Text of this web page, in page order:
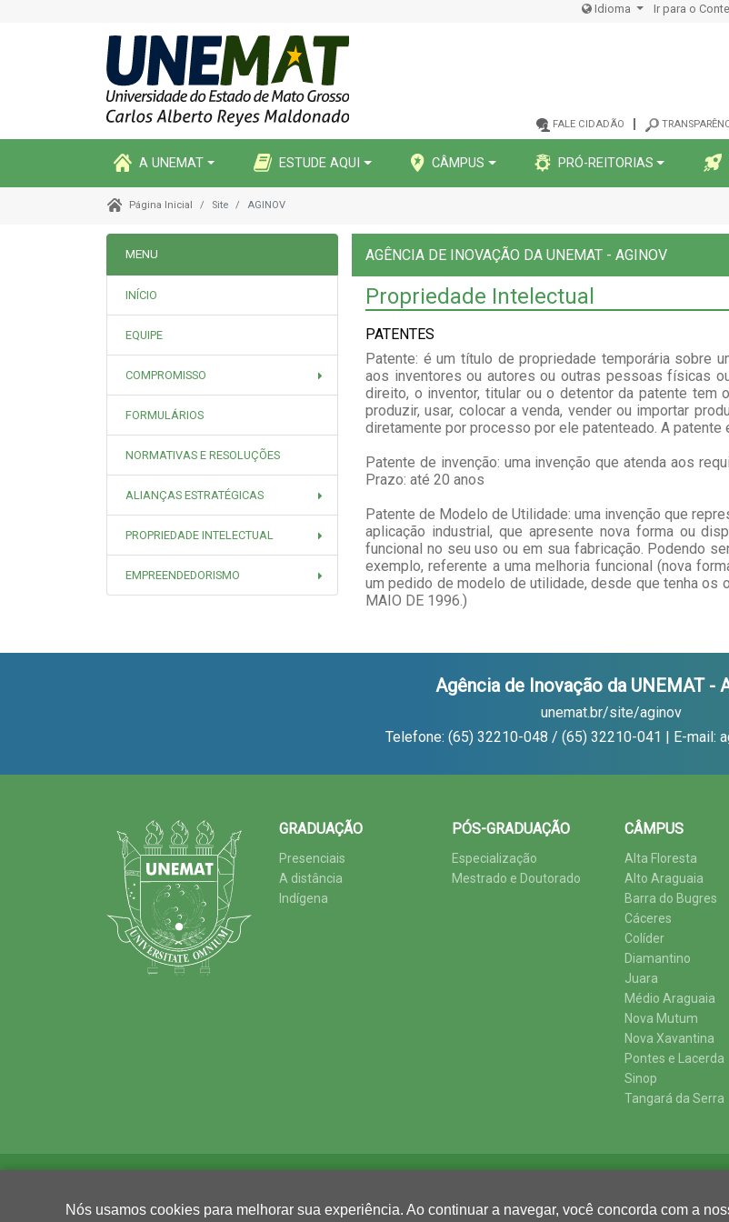
Idioma Ir para o
FALE CIDADÃO
A UNEMAT ESTUDE AQUI CÂMPUS PRÓ-REITORIAS
Página Inicial Site AGINOV
MENU
INÍCIO
EQUIPE
COMPROMISSO
FORMULÁRIOS
NORMATIVAS E RESOLUÇÕES
ALIANÇAS ESTRATÉGICAS
PROPRIEDADE INTELECTUAL
EMPREENDEDORISMO
AGÊNCIA DE INOVAÇÃO DA UNEMAT - AGINOV
Propriedade Intelectual
PATENTES
Patente: é um título de propriedade temporária sobre
aos inventores ou autores ou outras pessoas físicas
direito, o inventor, titular ou o detentor da patente
produzir, usar, colocar a venda, vender ou importar
diretamente por processo por ele patenteado. A patente
Patente de invenção: uma invenção que atenda aos
Prazo: até 20 anos
Patente de Modelo de Utilidade: uma invenção que
aplicação industrial, que apresente nova forma ou
funcional no seu uso ou em sua fabricação. Podendo
exemplo, referente a uma melhoria funcional (nova
um pedido de modelo de utilidade, desde que tenha os
MAIO DE 1996.)
Agência de Inovação da UNEMAT -
unemat.br/site/aginov
Telefone: (65) 32210-048 / (65) 32210-041 | E-mail:
GRADUAÇÃO
Presenciais
A distância
Indígena
PÓS-GRADUAÇÃO
Especialização
Mestrado e Doutorado
CÂMPUS
Alta Floresta
Alto Araguaia
Barra do Bugres
Cáceres
Colíder
Diamantino
Juara
Médio Araguaia
Nova Mutum
Nova Xavantina
Pontes e Lacerda
Sinop
Tangará da Serra
Nós usamos cookies para melhorar sua experiência. Ao continuar a navegar, você concorda com a